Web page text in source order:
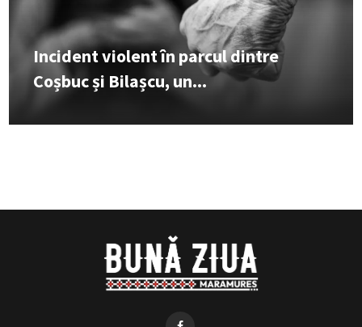
Incident violent în parcul dintre
Coșbuc și Bilașcu, un...